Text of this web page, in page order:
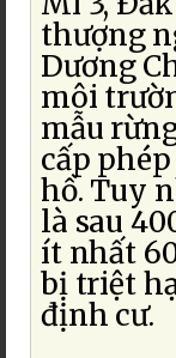
thượng
Dương
môi
mẫu
cấp
hồ. Tuy
là sau
ít nhất
bị triệt
định cư.